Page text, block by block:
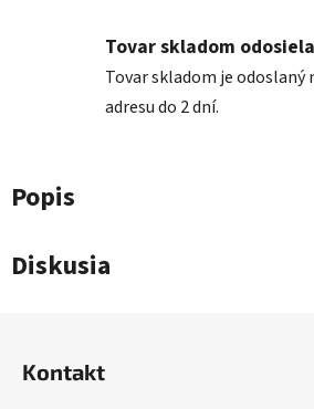
Tovar skladom
Tovar skladom je odoslaný
adresu do 2 dní.
Popis
Diskusia
Kontakt